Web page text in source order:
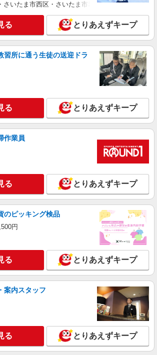
さいたま市西区・さいたま市岩槻区・久喜市・蓮田
る とりあえずキープ
習所に通う生徒の送迎ドラ
る とりあえずキープ
作業員
る とりあえずキープ
のピッキング検品
円
る とりあえずキープ
案内スタッフ
る とりあえずキープ